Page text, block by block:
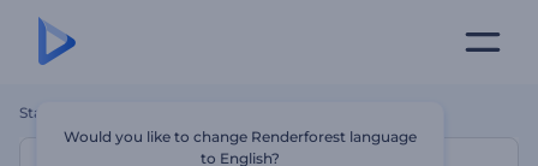
Startseite
Would you like to change Renderforest language
to English?